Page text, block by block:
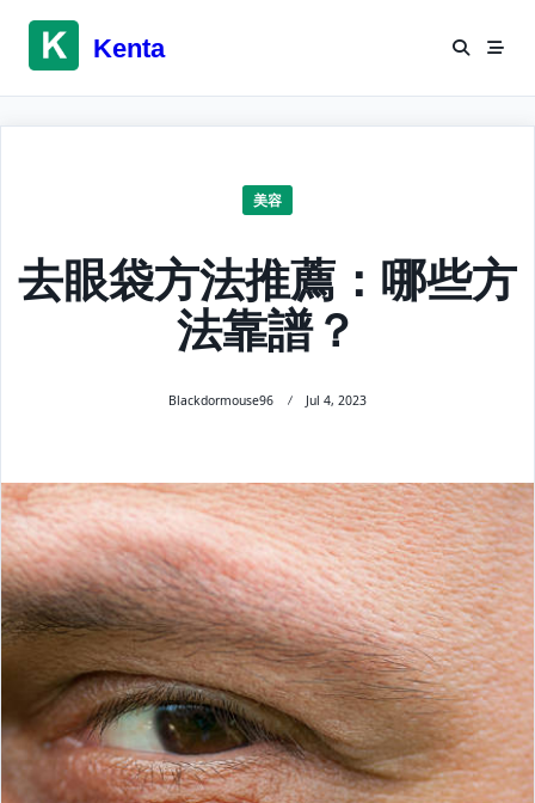
content
Kenta
美容
去眼袋方法推薦：哪些方
法靠譜？
Blackdormouse96 Jul 4, 2023